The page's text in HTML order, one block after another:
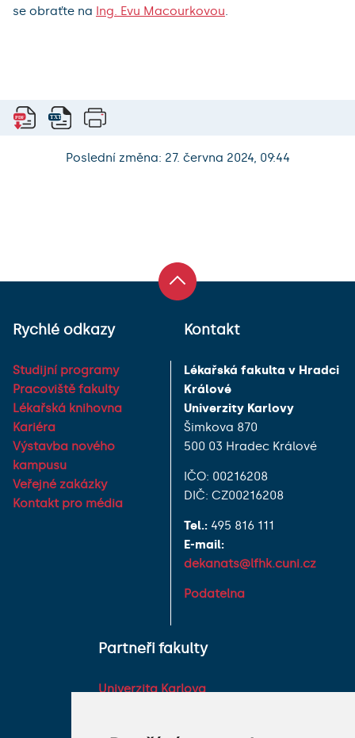
se obraťte na Ing. Evu Macourkovou.
Poslední změna: 27. června 2024, 09:44
Rychlé odkazy
Studijní programy
Pracoviště fakulty
Lékařská knihovna
Kariéra
Výstavba nového
kampusu
Veřejné zakázky
Kontakt pro média
Kontakt
Lékařská fakulta v Hradci
Králové
Univerzity Karlovy
Šimkova 870
500 03 Hradec Králové
IČO: 00216208
DIČ: CZ00216208
Tel.: 495 816 111
E-mail:
dekanats@lfhk.cuni.cz
Podatelna
Partneři fakulty
Univerzita Karlova